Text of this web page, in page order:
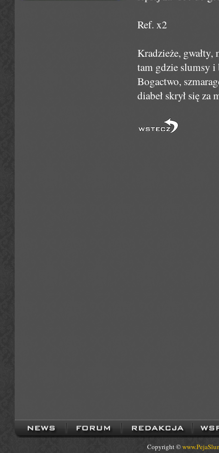
Ref. x2
Kradzieże,
tam gdzie slumsy i
Bogactwo,
diabeł skrył się za
Copyright ©